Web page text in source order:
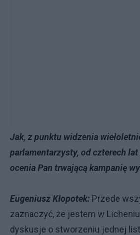
Jak, z punktu widzenia
parlamentarzysty, od czterech lat
ocenia Pan trwającą kampanię
Eugeniusz Kłopotek: Przede
zaznaczyć, że jestem w
dyskusje o stworzeniu jednej